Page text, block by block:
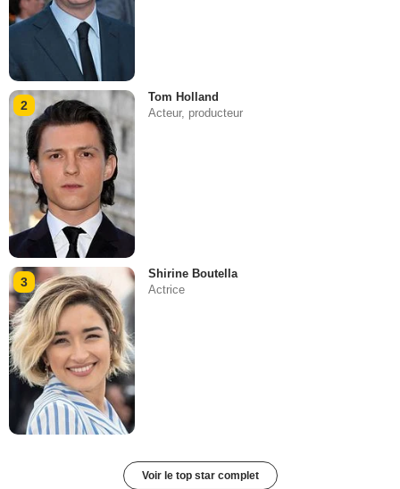
2
Tom Holland
Acteur, producteur
3
Shirine Boutella
Actrice
Voir le top star complet